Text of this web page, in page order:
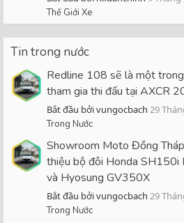
Thế Giới Xe
Tin trong nước
Redline 108 sẽ là một
tham gia thi đấu tại AXCR
Bắt đầu bởi vungocbach 29
Trong Nước
Showroom Moto Đồng
thiệu bộ đôi Honda SH150i
và Hyosung GV350X
Bắt đầu bởi vungocbach 29
Trong Nước